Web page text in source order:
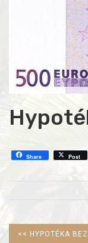
Share Post
<< PREVIOUS
HYPOTÉKA